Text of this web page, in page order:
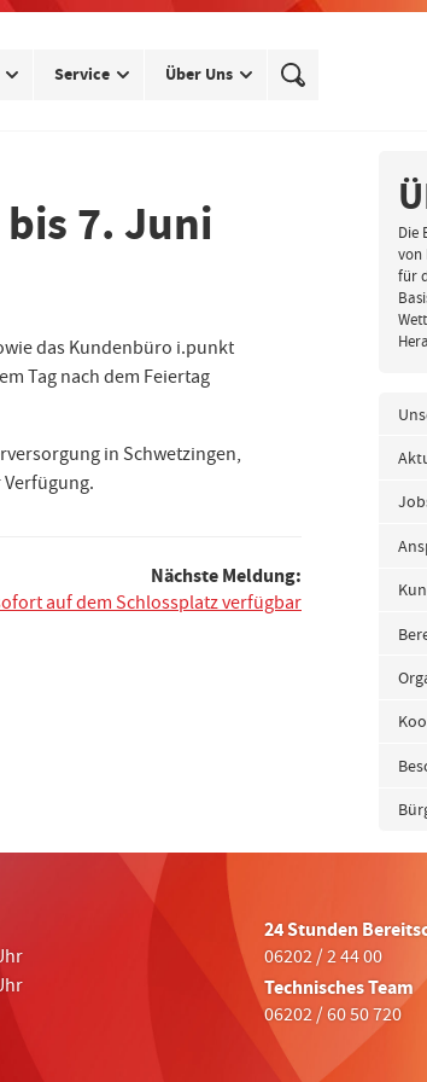
Service Über Uns
7. Juni
das Kundenbüro i.punkt
Tag nach dem Feiertag
in Schwetzingen,
Nächste Meldung:
auf dem Schlossplatz verfügbar
Die
von
für
24 Stunden
06202 / 2 44 00
Technisches Team
06202 / 60 50 720